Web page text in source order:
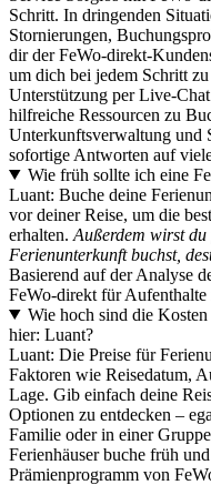
Schritt. In dringenden
Stornierungen,
dir der FeWo-direkt-
um dich bei jedem Schritt
Unterstützung per Live-
hilfreiche Ressourcen zu
Unterkunftsverwaltung und
sofortige Antworten auf
Wie früh sollte ich eine
Luant: Buche deine
vor deiner Reise, um die
erhalten. Außerdem wirst du
Ferienunterkunft buchst,
Basierend auf der Analyse
FeWo-direkt für Aufenthalte
Wie hoch sind die
hier: Luant?
Luant: Die Preise für
Faktoren wie Reisedatum,
Lage. Gib einfach deine
Optionen zu entdecken –
Familie oder in einer
Ferienhäuser buche früh
Prämienprogramm von